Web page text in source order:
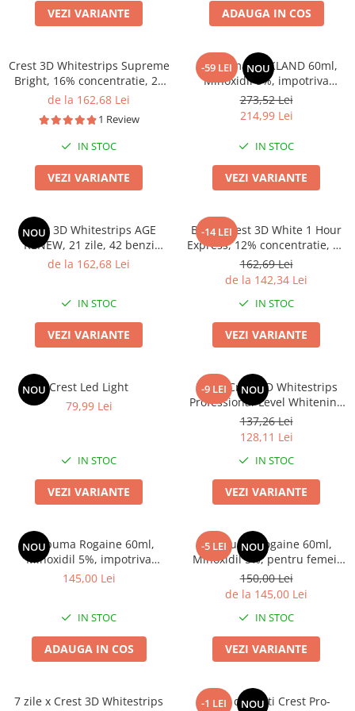
VEZI VARIANTE ADAUGA IN COS
Crest 3D Whitestrips Supreme
Bright, 16% concentratie, 21
zile, 42 benzi albire, nivel
benzi crest
de la 162,68 Lei
1 Review
IN STOC
VEZI VARIANTE
-59 LEI NOU
3x Spuma KIRKLAND 60ml,
Minoxidil 5%, impotriva
caderii parului, tratament 3
luni
273,52 Lei
214,99 Lei
IN STOC
VEZI VARIANTE
NOU
Crest 3D Whitestrips AGE
RENEW, 21 zile, 42 benzi
albire, 16% concentratie, 21
benzi crest
de la 162,68 Lei
IN STOC
VEZI VARIANTE
-14 LEI
Benzi Crest 3D White 1 Hour
Express, 12% concentratie, 10
zile, 20 benzi, aplicare 60 min,
nivel albire 12, benzi albire
dinti
162,69 Lei
de la 142,34 Lei
IN STOC
VEZI VARIANTE
NOU Crest Led Light
79,99 Lei
IN STOC
VEZI VARIANTE
-9 LEI NOU
Benzi Crest 3D Whitestrips
Professional-Level Whitening
effects
137,26 Lei
128,11 Lei
IN STOC
VEZI VARIANTE
NOU
1x Spuma Rogaine 60ml,
Minoxidil 5%, impotriva
caderii parului, tratament 1
145,00 Lei
IN STOC
ADAUGA IN COS
-5 LEI NOU
2x Spuma Rogaine 60ml,
Minoxidil 5%, pentru femei,
impotriva caderii parului,
tratament 4 luni
150,00 Lei
de la 145,00 Lei
IN STOC
VEZI VARIANTE
7 zile x Crest 3D Whitestrips
-1 LEI NOU
Pasta de dinti Crest Pro-